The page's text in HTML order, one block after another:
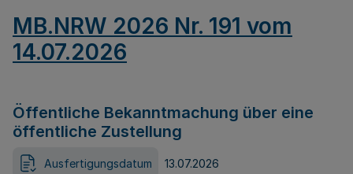
MB.NRW 2026 Nr. 191 vom
14.07.2026
Öffentliche Bekanntmachung über eine
öffentliche Zustellung
Ausfertigungsdatum 13.07.2026